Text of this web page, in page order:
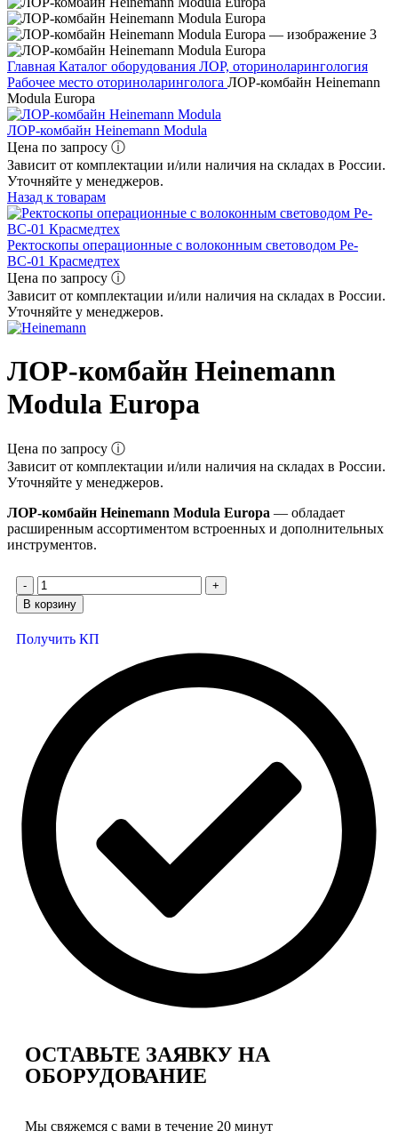
Главная Каталог оборудования ЛОР, оториноларингология
Рабочее место оториноларинголога ЛОР-комбайн Heinemann
Modula Europa
ЛОР-комбайн Heinemann Modula
Цена по запросу ⓘ
Зависит от комплектации и/или наличия на складах в России.
Уточняйте у менеджеров.
Назад к товарам
Ректоскопы операционные с волоконным световодом Ре-
ВС-01 Красмедтех
Цена по запросу ⓘ
Зависит от комплектации и/или наличия на складах в России.
Уточняйте у менеджеров.
ЛОР-комбайн Heinemann
Modula Europa
Цена по запросу ⓘ
Зависит от комплектации и/или наличия на складах в России.
Уточняйте у менеджеров.
ЛОР-комбайн Heinemann Modula Europa — обладает
расширенным ассортиментом встроенных и дополнительных
инструментов.
В корзину
Получить КП
ОСТАВЬТЕ ЗАЯВКУ НА
ОБОРУДОВАНИЕ
Мы свяжемся с вами в течение 20 минут